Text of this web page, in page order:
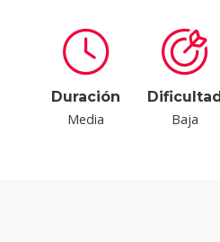
Duración
Media
Dificultad
Baja